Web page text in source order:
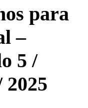
para
–
5 /
2025